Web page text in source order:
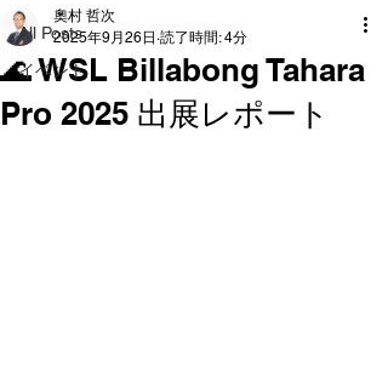
All Posts
イベント
🌊 WSL Billabong Tahara
Pro 2025 出展レポート
奧村 哲次
2025年9月26日 読了時間: 4分